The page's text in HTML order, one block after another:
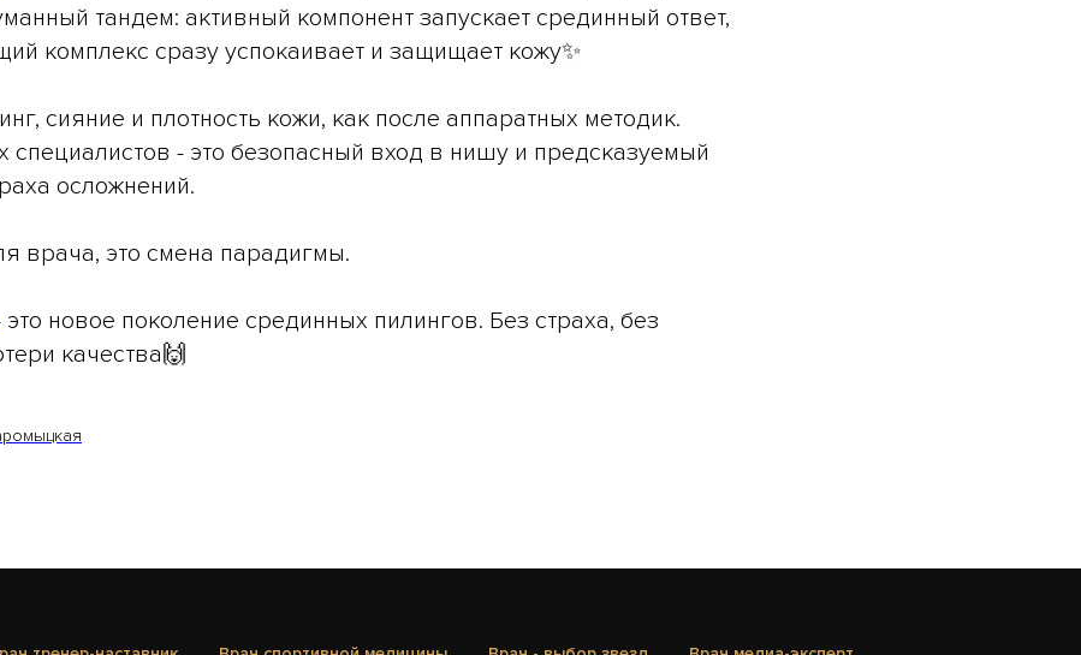
тандем: активный компонент запускает срединный ответ,
комплекс сразу успокаивает и защищает кожу✨
сияние и плотность кожи, как после аппаратных методик.
- это безопасный вход в нишу и предсказуемый
осложнений.
врача, это смена парадигмы.
это новое поколение срединных пилингов. Без страха, без
качества🙌